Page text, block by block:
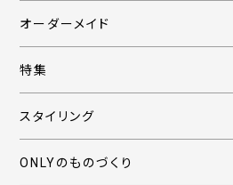
オーダーメイド
特集
スタイリング
ONLYのものづくり